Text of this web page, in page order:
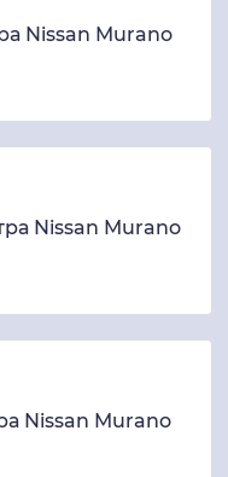
Nissan Murano
Nissan Murano
Nissan Murano